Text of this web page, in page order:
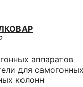
аппаратов
для
колонн